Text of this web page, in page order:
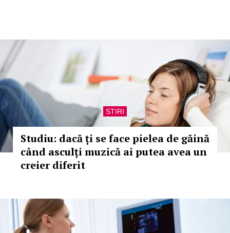
STIRI
Studiu: dacă ți se face pielea de găină
când asculți muzică ai putea avea un
creier diferit